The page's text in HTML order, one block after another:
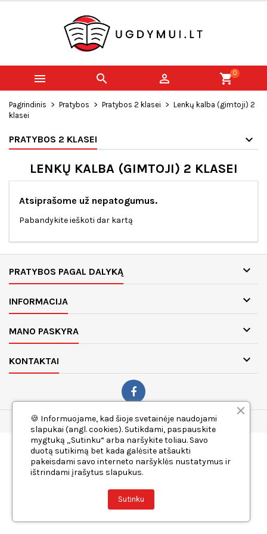
   shopping_cart0
Pagrindinis Pratybos Pratybos 2 klasei
Lenkų kalba (gimtoji) 2
klasei
PRATYBOS 2 KLASEI
LENKŲ KALBA (GIMTOJI) 2 KLASEI
Atsiprašome už nepatogumus.
Pabandykite ieškoti dar kartą
PRATYBOS PAGAL DALYKĄ 
INFORMACIJA 
MANO PASKYRA 
KONTAKTAI 
© 2026 Ugdymui.lt. Visos teisės saugomos.
🍪 Informuojame, kad šioje svetainėje naudojami
slapukai (angl. cookies). Sutikdami, paspauskite
mygtuką „Sutinku“ arba naršykite toliau. Savo
duotą sutikimą bet kada galėsite atšaukti
pakeisdami savo interneto naršyklės nustatymus ir
ištrindami įrašytus slapukus.
Sutinku